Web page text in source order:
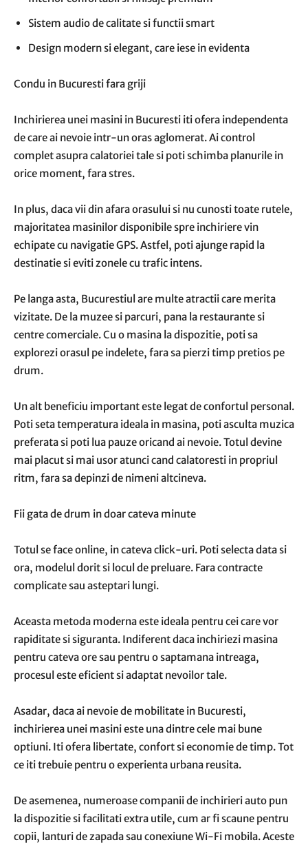
Sistem audio de calitate si functii smart
Design modern si elegant, care iese in evidenta
Condu in Bucuresti fara griji
Inchirierea unei masini in Bucuresti iti ofera independenta
de care ai nevoie intr-un oras aglomerat. Ai control
complet asupra calatoriei tale si poti schimba planurile in
orice moment, fara stres.
In plus, daca vii din afara orasului si nu cunosti toate rutele,
majoritatea masinilor disponibile spre inchiriere vin
echipate cu navigatie GPS. Astfel, poti ajunge rapid la
destinatie si eviti zonele cu trafic intens.
Pe langa asta, Bucurestiul are multe atractii care merita
vizitate. De la muzee si parcuri, pana la restaurante si
centre comerciale. Cu o masina la dispozitie, poti sa
explorezi orasul pe indelete, fara sa pierzi timp pretios pe
drum.
Un alt beneficiu important este legat de confortul personal.
Poti seta temperatura ideala in masina, poti asculta muzica
preferata si poti lua pauze oricand ai nevoie. Totul devine
mai placut si mai usor atunci cand calatoresti in propriul
ritm, fara sa depinzi de nimeni altcineva.
Fii gata de drum in doar cateva minute
Totul se face online, in cateva click-uri. Poti selecta data si
ora, modelul dorit si locul de preluare. Fara contracte
complicate sau asteptari lungi.
Aceasta metoda moderna este ideala pentru cei care vor
rapiditate si siguranta. Indiferent daca inchiriezi masina
pentru cateva ore sau pentru o saptamana intreaga,
procesul este eficient si adaptat nevoilor tale.
Asadar, daca ai nevoie de mobilitate in Bucuresti,
inchirierea unei masini este una dintre cele mai bune
optiuni. Iti ofera libertate, confort si economie de timp. Tot
ce iti trebuie pentru o experienta urbana reusita.
De asemenea, numeroase companii de inchirieri auto pun
la dispozitie si facilitati extra utile, cum ar fi scaune pentru
copii, lanturi de zapada sau conexiune Wi-Fi mobila. Aceste